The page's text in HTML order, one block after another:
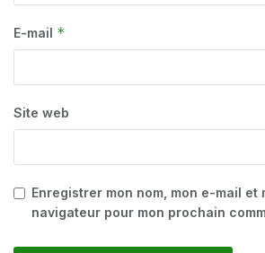
E-mail *
Site web
Enregistrer mon nom, mon e-mail et
navigateur pour mon prochain